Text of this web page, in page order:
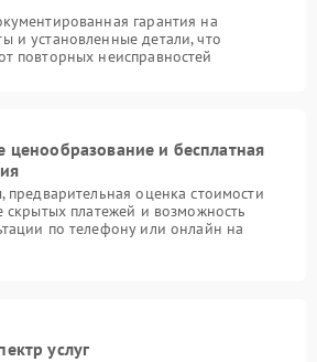
гарантия на
и установленные детали, что
повторных неисправностей
ценообразование и бесплатная
предварительная оценка стоимости
скрытых платежей и возможность
по телефону или онлайн на
услуг